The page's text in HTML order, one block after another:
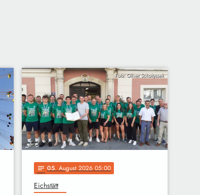
Foto: Oliver Scholtyssek
notes 05. August 2026 05:00
Eichstätt